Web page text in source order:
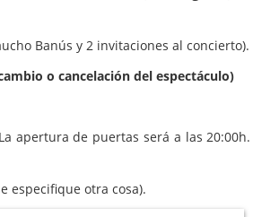
Banús y 2 invitaciones al concierto).
o cancelación del espectáculo)
apertura de puertas será a las 20:00h.
especifique otra cosa).